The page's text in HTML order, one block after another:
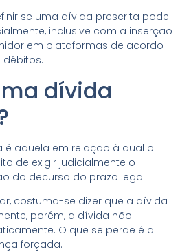
se uma dívida prescrita pode
inclusive com a inserção
em plataformas de acordo
dívida
é aquela em relação à qual o
de exigir judicialmente o
do decurso do prazo legal.
costuma-se dizer que a dívida
porém, a dívida não
O que se perde é a
forçada.